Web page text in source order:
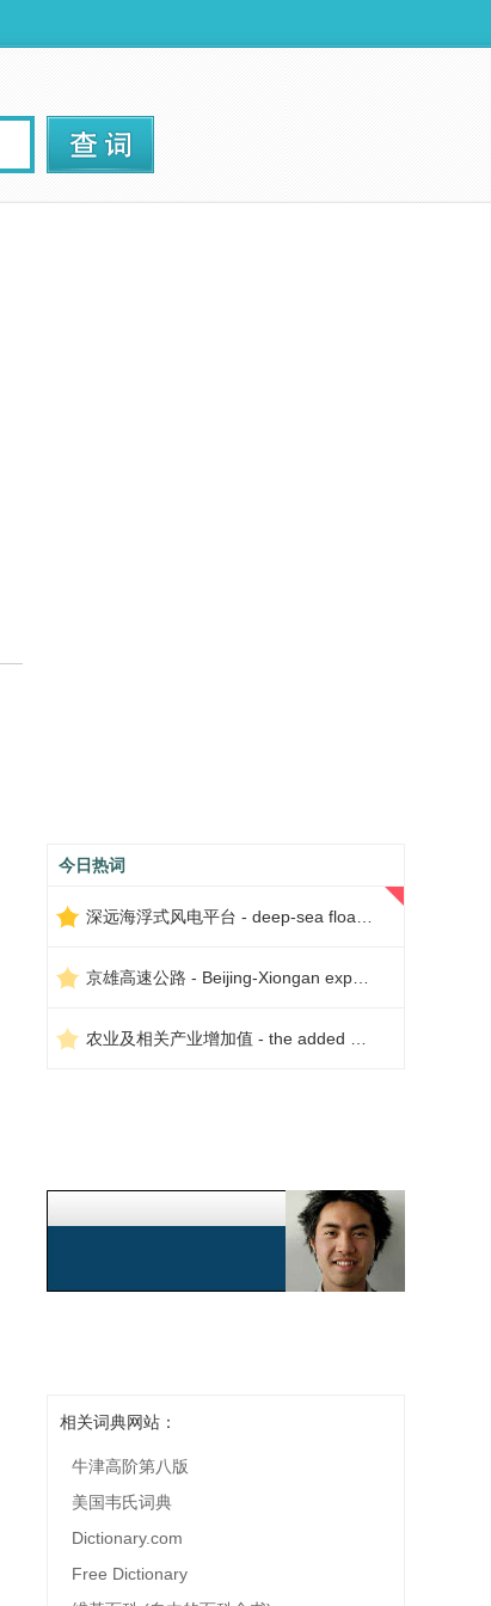
今日热词
相关词典网站：
牛津高阶第八版
美国韦氏词典
Dictionary.com
Free Dictionary